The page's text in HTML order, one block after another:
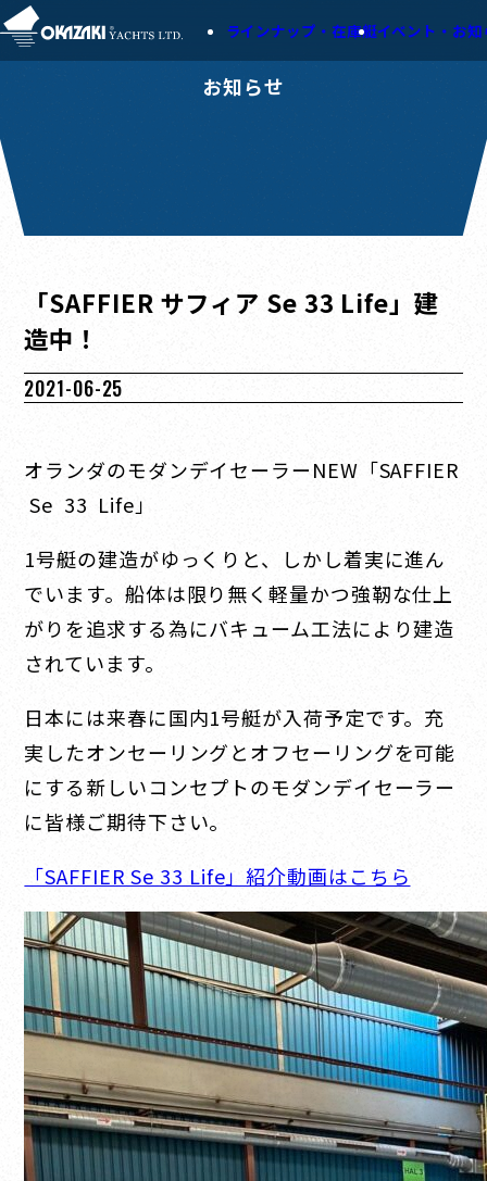
ラインナップ・在庫艇イベント・お知
お知らせ
「SAFFIER サフィア Se 33 Life」建
造中！
2021-06-25
オランダのモダンデイセーラーNEW「SAFFIER
Se 33 Life」
1号艇の建造がゆっくりと、しかし着実に進ん
でいます。船体は限り無く軽量かつ強靭な仕上
がりを追求する為にバキューム工法により建造
されています。
日本には来春に国内1号艇が入荷予定です。充
実したオンセーリングとオフセーリングを可能
にする新しいコンセプトのモダンデイセーラー
に皆様ご期待下さい。
「SAFFIER Se 33 Life」紹介動画はこちら